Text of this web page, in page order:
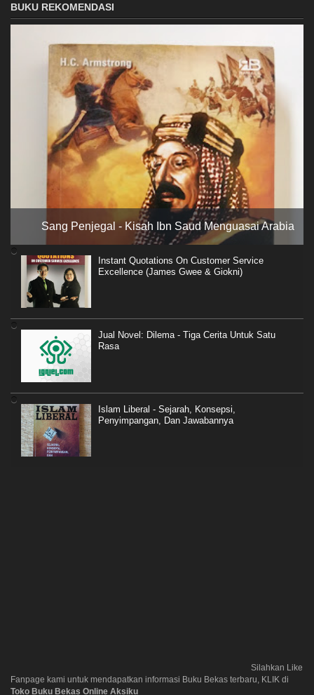
BUKU REKOMENDASI
Sang Penjegal - Kisah Ibn Saud Menguasai Arabia
Instant Quotations On Customer Service
Excellence (James Gwee & Giokni)
Jual Novel: Dilema - Tiga Cerita Untuk Satu
Rasa
Islam Liberal - Sejarah, Konsepsi,
Penyimpangan, Dan Jawabannya
Silahkan Like
Fanpage kami untuk mendapatkan informasi Buku Bekas terbaru, KLIK di
Toko Buku Bekas Online Aksiku